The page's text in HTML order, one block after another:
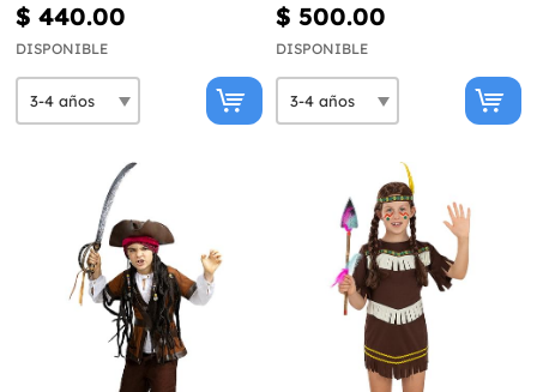
$ 440.00
DISPONIBLE
$ 500.00
DISPONIBLE